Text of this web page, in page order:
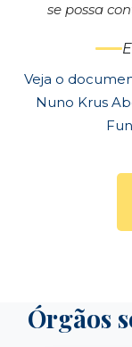
se possa
Veja o
Nuno Krus
Órgãos